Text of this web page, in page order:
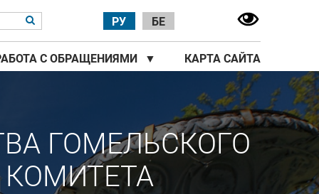
РУ БЕ
С ОБРАЩЕНИЯМИ ▼ КАРТА САЙТА
ГОМЕЛЬСКОГО